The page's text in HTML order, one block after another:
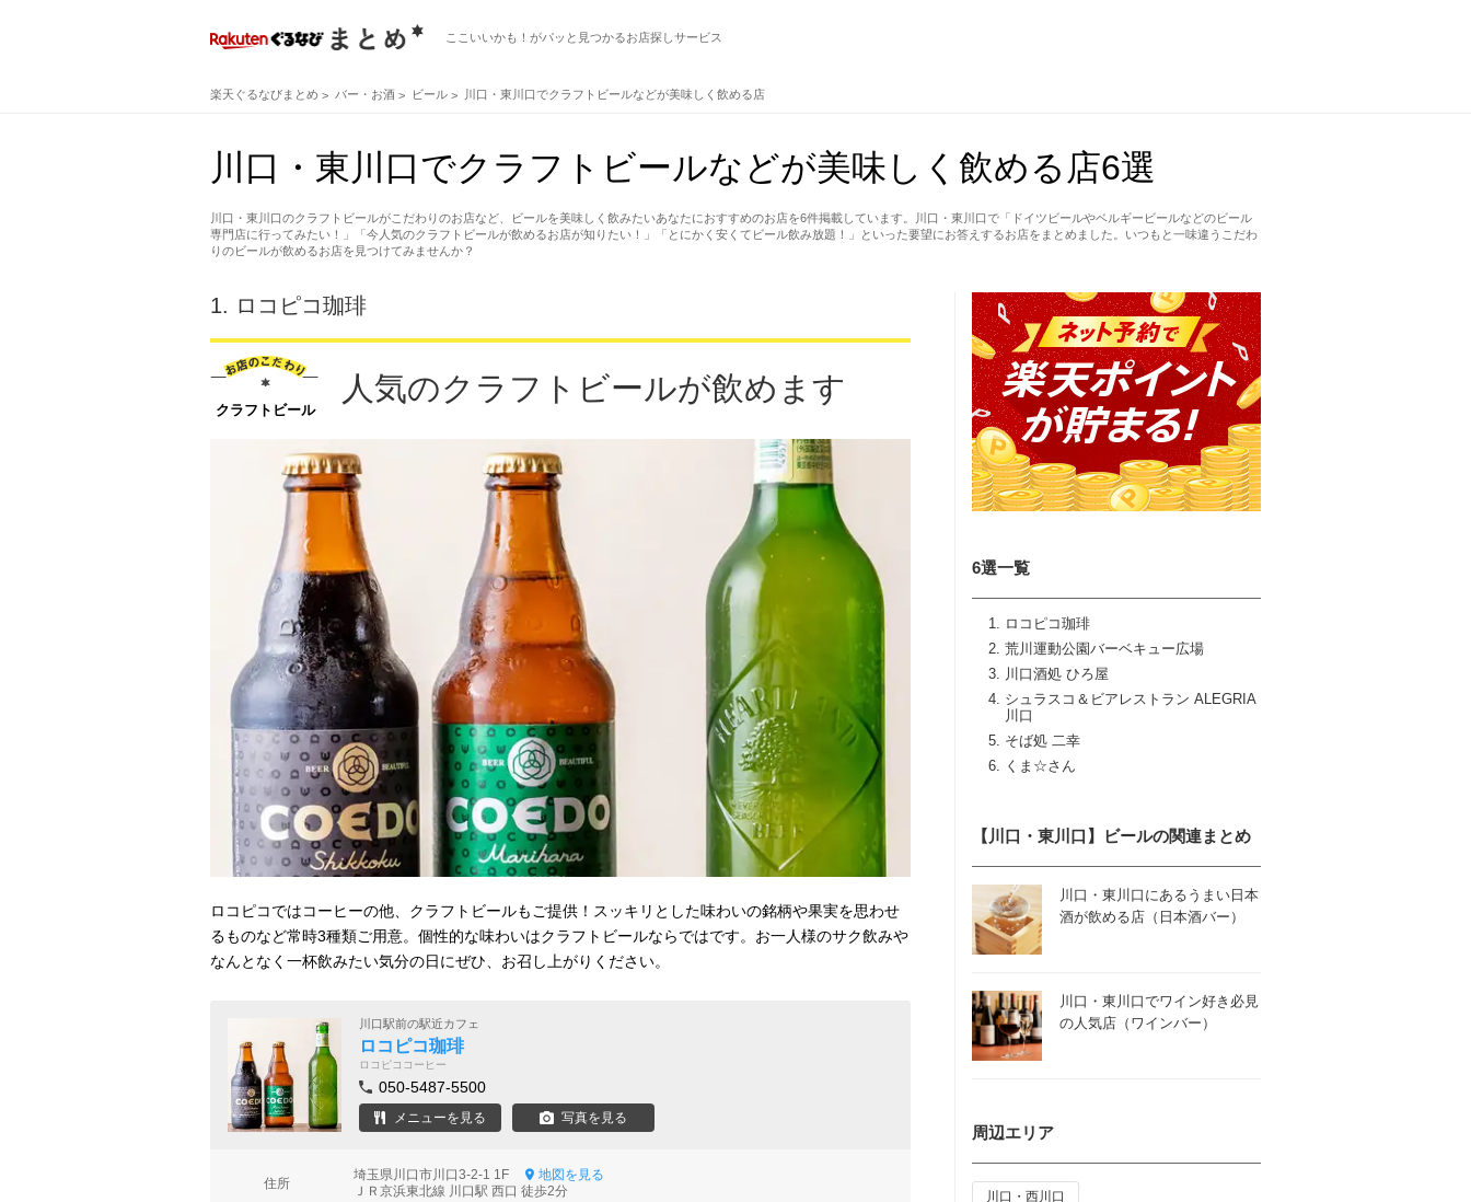
ここいいかも！がパッと見つかるお店探しサービス
楽天ぐるなびまとめ バー・お酒 ビール 川口・東川口でクラフトビールなどが美味しく飲める店
川口・東川口でクラフトビールなどが美味しく飲める店6選
川口・東川口のクラフトビールがこだわりのお店など、ビールを美味しく飲みたいあなたにおすすめのお店を6件掲載しています。川口・東川口で「ドイツビールやベルギービールなどのビール
専門店に行ってみたい！」「今人気のクラフトビールが飲めるお店が知りたい！」「とにかく安くてビール飲み放題！」といった要望にお答えするお店をまとめました。いつもと一味違うこだわ
りのビールが飲めるお店を見つけてみませんか？
6選一覧
ロコピコ珈琲
荒川運動公園バーベキュー広場
川口酒処 ひろ屋
シュラスコ＆ビアレストラン ALEGRIA
川口
そば処 二幸
くま☆さん
1. ロコピコ珈琲
クラフトビール
人気のクラフトビールが飲めます
ロコピコではコーヒーの他、クラフトビールもご提供！スッキリとした味わいの銘柄や果実を思わせ
るものなど常時3種類ご用意。個性的な味わいはクラフトビールならではです。お一人様のサク飲みや
なんとなく一杯飲みたい気分の日にぜひ、お召し上がりください。
川口駅前の駅近カフェ
ロコピコ珈琲
ロコピココーヒー
050-5487-5500
メニューを見る 写真を見る
住所
埼玉県川口市川口3-2-1 1F
地図を見る
ＪＲ京浜東北線 川口駅 西口 徒歩2分
【川口・東川口】ビールの関連まとめ
川口・東川口にあるうまい日本
酒が飲める店（日本酒バー）
川口・東川口でワイン好き必見
の人気店（ワインバー）
周辺エリア
川口・西川口